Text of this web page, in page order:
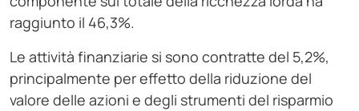
raggiunto il 46,3%.
Le attività finanziarie si sono contratte del 5,2%,
principalmente per effetto della riduzione del
valore delle azioni e degli strumenti del risparmio